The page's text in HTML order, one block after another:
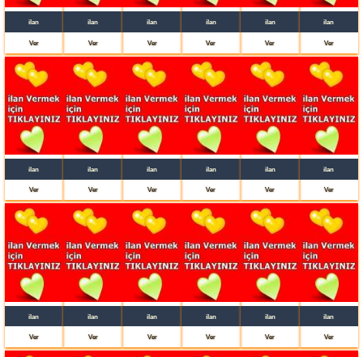
ilan
Ver
ilan
Ver
ilan
Ver
ilan
Ver
ilan
Ver
ilan
Ver
ilan
Ver
ilan
Ver
ilan
Ver
ilan
Ver
ilan
Ver
ilan
Ver
ilan
Ver
ilan
Ver
ilan
Ver
ilan
Ver
ilan
Ver
ilan
Ver